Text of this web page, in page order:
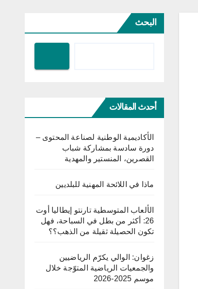
البحث
أحدث المقالات
الأكاديمية الوطنية لصناعة المحتوى –
دورة سادسة بمشاركة شباب
القصرين، المنستير والمهدية
ماذا في اللائحة المهنية للبلديين
الألعاب المتوسطية تارنتو إيطاليا أوت
26: أكثر من بطل في السباحة، فهل
تكون الحصيلة ثقيلة من الذهب؟؟
زغوان: الوالي يكرّم الرياضيين
والجمعيات الرياضية المتوّجة خلال
موسم 2025-2026